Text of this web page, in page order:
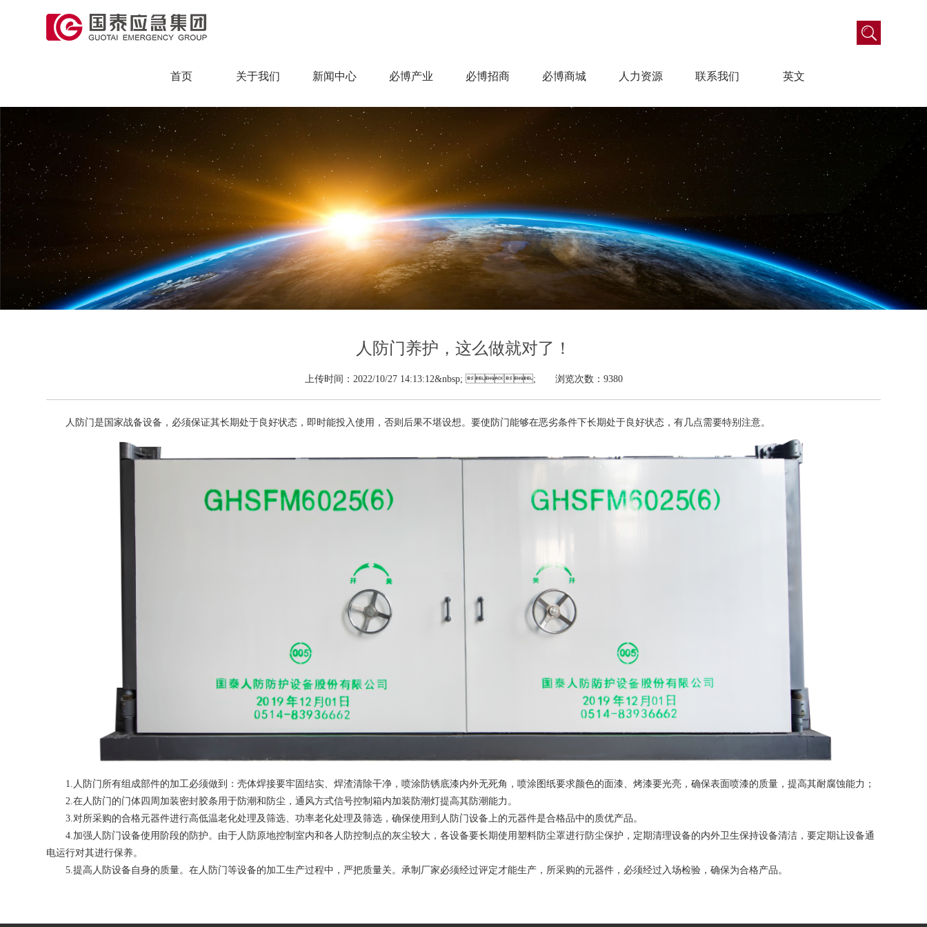
首页 关于我们 新闻中心 必博产业 必博招商 必博商城 人力资源 联系我们 英文
人防门养护，这么做就对了！
上传时间：2022/10/27 14:13:12&nbsp; ; 浏览次数：9380
人防门是国家战备设备，必须保证其长期处于良好状态，即时能投入使用，否则后果不堪设想。要使防门能够在恶劣条件下长期处于良好状态，有几点需要特别注意。
1.人防门所有组成部件的加工必须做到：壳体焊接要牢固结实、焊渣清除干净，喷涂防锈底漆内外无死角，喷涂图纸要求颜色的面漆、烤漆要光亮，确保表面喷漆的质量，提高其耐腐蚀能力；
2.在人防门的门体四周加装密封胶条用于防潮和防尘，通风方式信号控制箱内加装防潮灯提高其防潮能力。
3.对所采购的合格元器件进行高低温老化处理及筛选、功率老化处理及筛选，确保使用到人防门设备上的元器件是合格品中的质优产品。
4.加强人防门设备使用阶段的防护。由于人防原地控制室内和各人防控制点的灰尘较大，各设备要长期使用塑料防尘罩进行防尘保护，定期清理设备的内外卫生保持设备清洁，要定期让设备通
电运行对其进行保养。
5.提高人防设备自身的质量。在人防门等设备的加工生产过程中，严把质量关。承制厂家必须经过评定才能生产，所采购的元器件，必须经过入场检验，确保为合格产品。